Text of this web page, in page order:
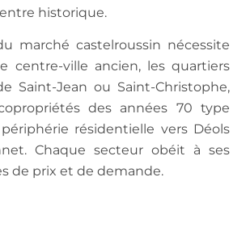
historique.
marché castelroussin nécessite
centre-ville ancien, les quartiers
Saint-Jean ou Saint-Christophe,
des années 70 type
résidentielle vers Déols
Chaque secteur obéit à ses
de prix et de demande.